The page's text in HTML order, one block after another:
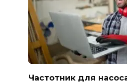
Частотник для